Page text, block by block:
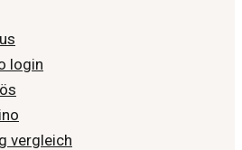
login
vergleich